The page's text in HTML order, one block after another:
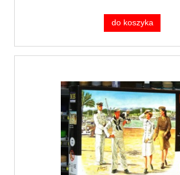
do koszyka